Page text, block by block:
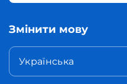
Змінити мову
Українська